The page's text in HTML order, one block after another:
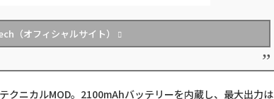
（オフィシャルサイト）
ニカルMOD。2100mAhバッテリーを内蔵し、最大出力は